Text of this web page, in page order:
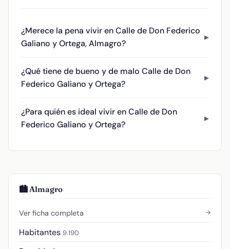
¿Merece la pena vivir en Calle de Don Federico
Galiano y Ortega, Almagro?
¿Qué tiene de bueno y de malo Calle de Don
Federico Galiano y Ortega?
¿Para quién es ideal vivir en Calle de Don
Federico Galiano y Ortega?
🏙️ Almagro
Ver ficha completa →
Habitantes 9.190